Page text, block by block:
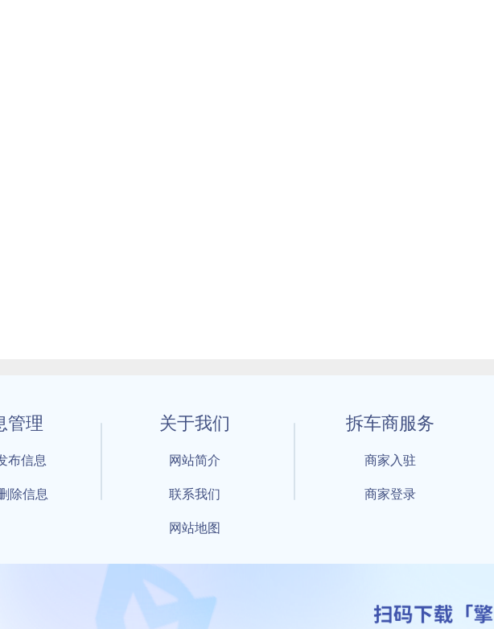
管理
布信息
除信息
关于我们
网站简介
联系我们
网站地图
拆车商服务
商家入驻
商家登录
© 2021 By 擎天拆车-买卖拆车件，擎天拆车好省快 All Rights Reserved
工信部备案号：鲁ICP备18021004号-17 公安部备案号： 鲁公网安备